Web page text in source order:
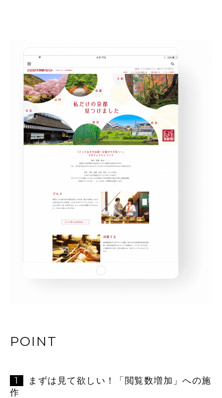
POINT
1
まずは見て欲しい！「閲覧数増加」への施
作